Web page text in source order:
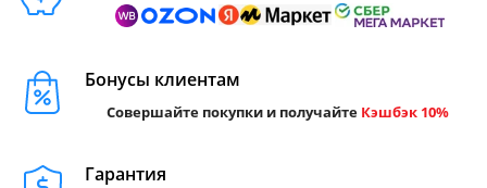
Бонусы клиентам
Совершайте покупки и получайте Кэшбэк 10%
Гарантия